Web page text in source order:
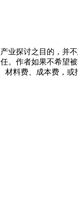
探讨之目的，并
。作者如果不希望
料费、成本费，